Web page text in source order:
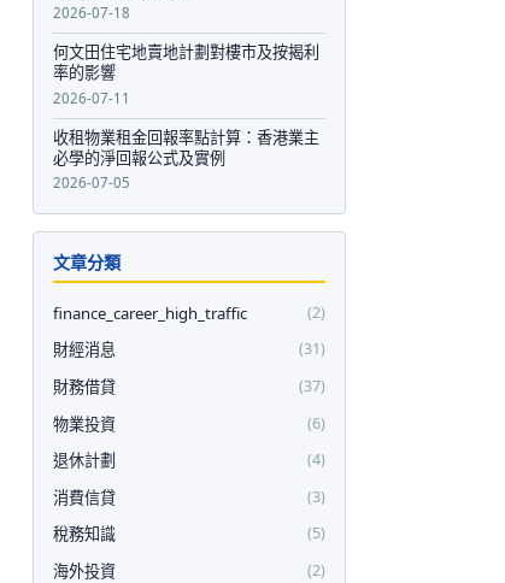
2026-07-18
何文田住宅地賣地計劃對樓市及按揭利
率的影響
2026-07-11
收租物業租金回報率點計算：香港業主
必學的淨回報公式及實例
2026-07-05
文章分類
finance_career_high_traffic (2)
財經消息 (31)
財務借貸 (37)
物業投資 (6)
退休計劃 (4)
消費信貸 (3)
稅務知識 (5)
海外投資 (2)